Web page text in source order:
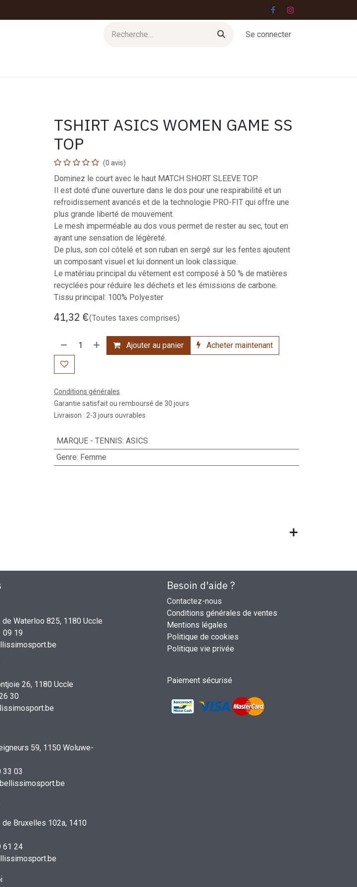
Se connecter
TSHIRT ASICS WOMEN GAME SS
TOP
(0 avis)
Dominez le court avec le haut MATCH SHORT SLEEVE TOP.
Il est doté d'une ouverture dans le dos pour une respirabilité et un
refroidissement avancés et de la technologie PRO-FIT qui offre une
plus grande liberté de mouvement.
Le mesh imperméable au dos vous permet de rester au sec, tout en
ayant une sensation de légèreté.
De plus, son col côtelé et son ruban en sergé sur les fentes ajoutent
un composant visuel et lui donnent un look classique.
Le matériau principal du vêtement est composé à 50 % de matières
recyclées pour réduire les déchets et les émissions de carbone.
Tissu principal: 100% Polyester
41,32 €(Toutes taxes comprises)
Ajouter au panier Acheter maintenant
Conditions générales
Garantie satisfait ou remboursé de 30 jours
Livraison : 2-3 jours ouvrables
MARQUE - TENNIS: ASICS
Genre: Femme
Besoin d'aide ?
Contactez-nous
Conditions générales de ventes
Mentions légales
Politique de cookies
Politique vie privée
Paiement sécurisé
de Waterloo 825, 1180 Uccle
09 19
26, 1180 Uccle
30
59, 1150 Woluwe-
33 03
de Bruxelles 102a, 1410
61 24